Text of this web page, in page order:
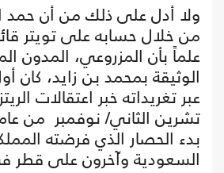
ولا أدل على ذلك من أن حمد
من خلال حسابه على تويتر
علماً بأن المزروعي، المدون
الوثيقة بمحمد بن زايد، كان
عبر تغريداته خبر اعتقالات
بدء الحصار الذي فرضته
السعودية وآخرون على قطر في